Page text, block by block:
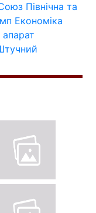
Північна та
Економіка